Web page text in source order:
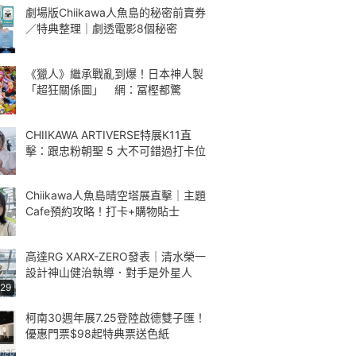
劇場版Chiikawa人魚島的秘密前賣券
／特典整理｜劇透電影8個秘密
《獵人》繼承戰亂到爆！日本神人製
「超狂關係圖」 網：冨樫都驚
CHIIKAWA ARTIVERSE特展K11直
擊：跟忠粉朝聖 5 大不可錯過打卡位
Chiikawa人魚島晴空塔展直擊｜主題
Cafe預約攻略！打卡+購物貼士
高達RG XARX-ZERO發表｜清水榮一
設計神山健治執導．對手是外星人
柯南30週年展7.25登陸啟德雙子匯！
優惠門票$98起特典票送色紙